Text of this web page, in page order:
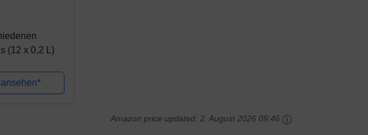
(12 x 0,2 L)
Amazon price updated:2. August 2026 09:46